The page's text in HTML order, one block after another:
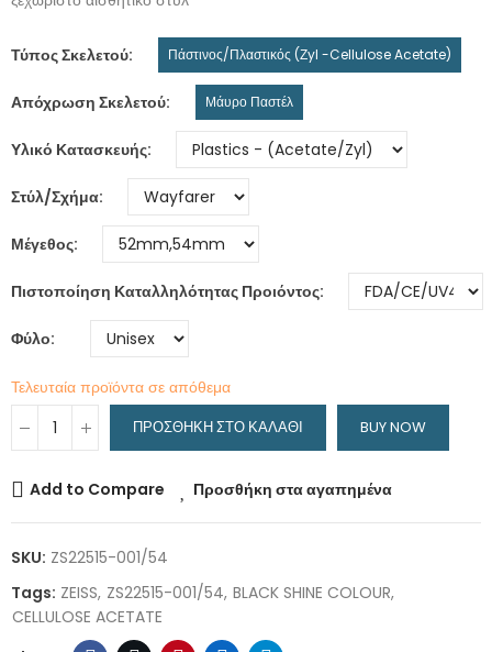
Τύπος Σκελετού Πάστινος/Πλαστικός (Ζyl -Cellulose Acetate)
Απόχρωση Σκελετού Μάυρο Παστέλ
Υλικό Κατασκευής
Στύλ/Σχήμα
Μέγεθος
Πιστοποίηση Καταλληλότητας Προιόντος
Φύλο
Τελευταία προϊόντα σε απόθεμα
ΠΡΟΣΘΉΚΗ ΣΤΟ ΚΑΛΆΘΙ BUY NOW
Add to Compare Προσθήκη στα αγαπημένα
SKU: ZS22515-001/54
Tags: ZEISS ZS22515-001/54 BLACK SHINE COLOUR
CELLULOSE ACETATE